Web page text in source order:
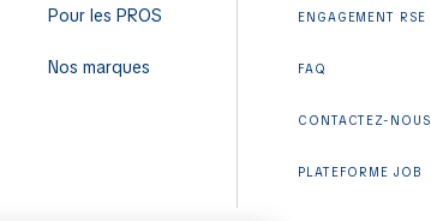
Pour les PROS
Nos marques
ENGAGEMENT RSE
FAQ
CONTACTEZ-NOUS
PLATEFORME JOB